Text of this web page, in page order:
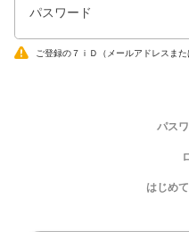
パスワード
ご登録の７ｉＤ（メールアドレスま
パス
はじめ